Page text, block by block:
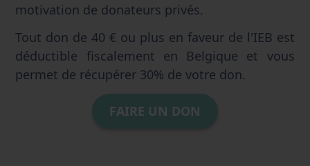
motivation de donateurs privés.
Tout don de 40 € ou plus en faveur de l'IEB est
déductible fiscalement en Belgique et vous
permet de récupérer 30% de votre don.
FAIRE UN DON